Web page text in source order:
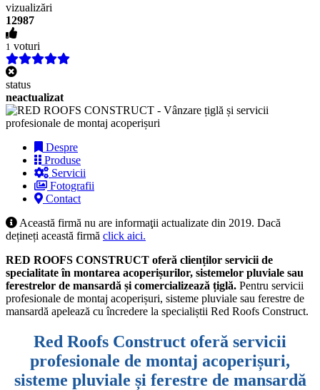
vizualizări
12987
1 voturi
status
neactualizat
Despre
Produse
Servicii
Fotografii
Contact
Această firmă nu are informaţii actualizate din 2019. Dacă
dețineți această firmă click aici.
RED ROOFS CONSTRUCT oferă clienților servicii de
specialitate în montarea acoperișurilor, sistemelor pluviale sau
ferestrelor de mansardă și comercializează țiglă. Pentru servicii
profesionale de montaj acoperișuri, sisteme pluviale sau ferestre de
mansardă apelează cu încredere la specialiștii Red Roofs Construct.
Red Roofs Construct oferă servicii
profesionale de montaj acoperișuri,
sisteme pluviale și ferestre de mansardă